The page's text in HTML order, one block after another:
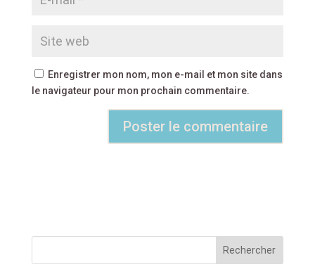
Enregistrer mon nom, mon e-mail et mon site dans
le navigateur pour mon prochain commentaire.
Rechercher